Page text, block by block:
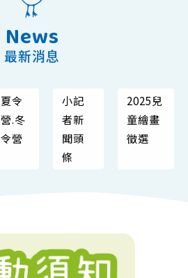
News
最新消息
夏令
營.冬
令營
小記
者新
聞頭
條
2025兒
童繪畫
徵選